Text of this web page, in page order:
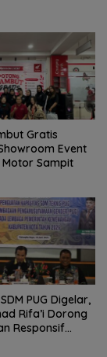
Gratis
Event
Sampit
PUG Digelar,
Rifa’i Dorong
Responsif